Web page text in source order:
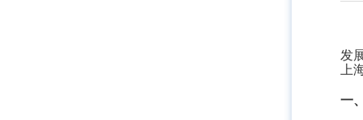
发
上
一